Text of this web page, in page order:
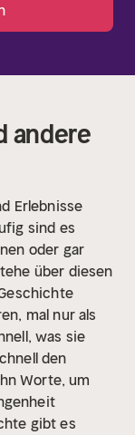
andere
Erlebnisse
sind es
oder gar
über diesen
mal nur als
was sie
den
Worte, um
gibt es